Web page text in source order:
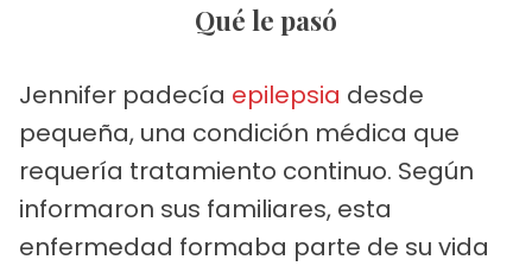
Qué le pasó
Jennifer padecía epilepsia desde
pequeña, una condición médica que
requería tratamiento continuo. Según
informaron sus familiares, esta
enfermedad formaba parte de su vida